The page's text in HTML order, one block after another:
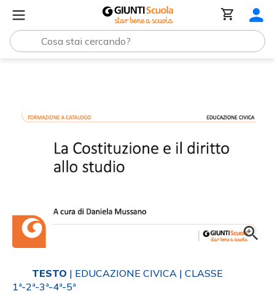
TESTO | EDUCAZIONE CIVICA | CLASSE
1ª-2ª-3ª-4ª-5ª